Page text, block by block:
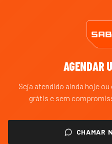
AGENDAR
Seja atendido ainda hoje
grátis e sem
CHAMAR